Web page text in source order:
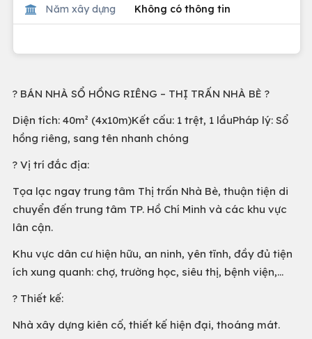
Năm xây dựng Không có thông tin
? BÁN NHÀ SỔ HỒNG RIÊNG – THỊ TRẤN NHÀ BÈ ?
Diện tích: 40m² (4x10m)Kết cấu: 1 trệt, 1 lầuPháp lý: Sổ
hồng riêng, sang tên nhanh chóng
? Vị trí đắc địa:
Tọa lạc ngay trung tâm Thị trấn Nhà Bè, thuận tiện di
chuyển đến trung tâm TP. Hồ Chí Minh và các khu vực
lân cận.
Khu vực dân cư hiện hữu, an ninh, yên tĩnh, đầy đủ tiện
ích xung quanh: chợ, trường học, siêu thị, bệnh viện,...
? Thiết kế:
Nhà xây dựng kiên cố, thiết kế hiện đại, thoáng mát.